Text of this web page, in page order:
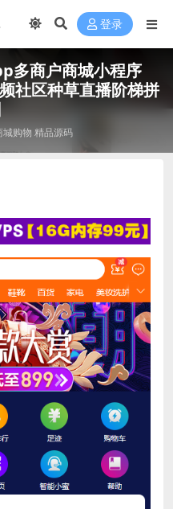
登录
多商户商城小程序
社区种草直播阶梯拼
城购物 精品源码